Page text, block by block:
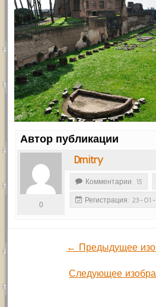
Автор публикации
Dmitry
0
Комментарии: 15
Регистрация: 23-
← Предыдущее
Следующее